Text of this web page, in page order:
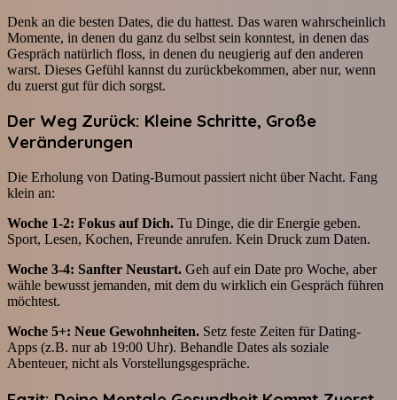
Denk an die besten Dates, die du hattest. Das waren wahrscheinlich
Momente, in denen du ganz du selbst sein konntest, in denen das
Gespräch natürlich floss, in denen du neugierig auf den anderen
warst. Dieses Gefühl kannst du zurückbekommen, aber nur, wenn
du zuerst gut für dich sorgst.
Der Weg Zurück: Kleine Schritte, Große
Veränderungen
Die Erholung von Dating-Burnout passiert nicht über Nacht. Fang
klein an:
Woche 1-2: Fokus auf Dich. Tu Dinge, die dir Energie geben.
Sport, Lesen, Kochen, Freunde anrufen. Kein Druck zum Daten.
Woche 3-4: Sanfter Neustart. Geh auf ein Date pro Woche, aber
wähle bewusst jemanden, mit dem du wirklich ein Gespräch führen
möchtest.
Woche 5+: Neue Gewohnheiten. Setz feste Zeiten für Dating-
Apps (z.B. nur ab 19:00 Uhr). Behandle Dates als soziale
Abenteuer, nicht als Vorstellungsgespräche.